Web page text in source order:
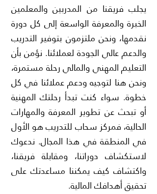
يجلب فريقنا من المدربين والمعلمين
الخبرة والمعرفة الواسعة إلى كل دورة
نقدمها، ونحن ملتزمون بتوفير التدريب
والدعم عالي الجودة لعملائنا. نؤمن بأن
التعليم المهني والمالي رحلة مستمرة،
ونحن هنا لتوجيه ودعم عملائنا في كل
خطوة. سواء كنت تبدأ رحلتك المهنية
أو تبحث عن تطوير المعرفة والمهارات
الحالية، فمركز سحاب للتدريب هو الأول
في المنطقة في هذا المجال. ندعوك
لاستكشاف دوراتنا، ومقابلة فريقنا،
واكتشاف كيف يمكننا مساعدتك على
تحقيق أهدافك المالية.